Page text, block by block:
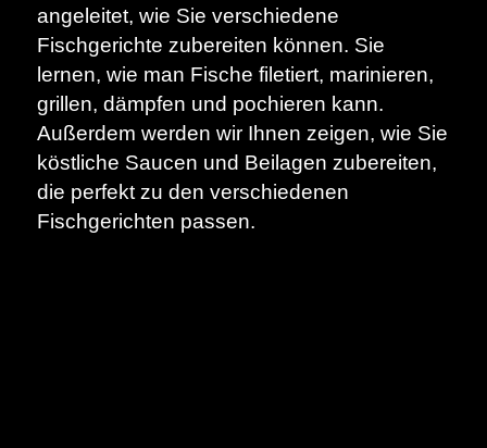
angeleitet, wie Sie verschiedene
Fischgerichte zubereiten können. Sie
lernen, wie man Fische filetiert, marinieren,
grillen, dämpfen und pochieren kann.
Außerdem werden wir Ihnen zeigen, wie Sie
köstliche Saucen und Beilagen zubereiten,
die perfekt zu den verschiedenen
Fischgerichten passen.